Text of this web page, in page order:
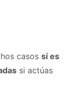
casos sí es
si actúas